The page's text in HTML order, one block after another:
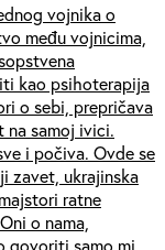
vojnika o
među vojnicima,
kao psihoterapija
o sebi, prepričava
na samoj ivici.
i počiva. Ovde se
zavet, ukrajinska
ratne
o nama,
govoriti samo mi